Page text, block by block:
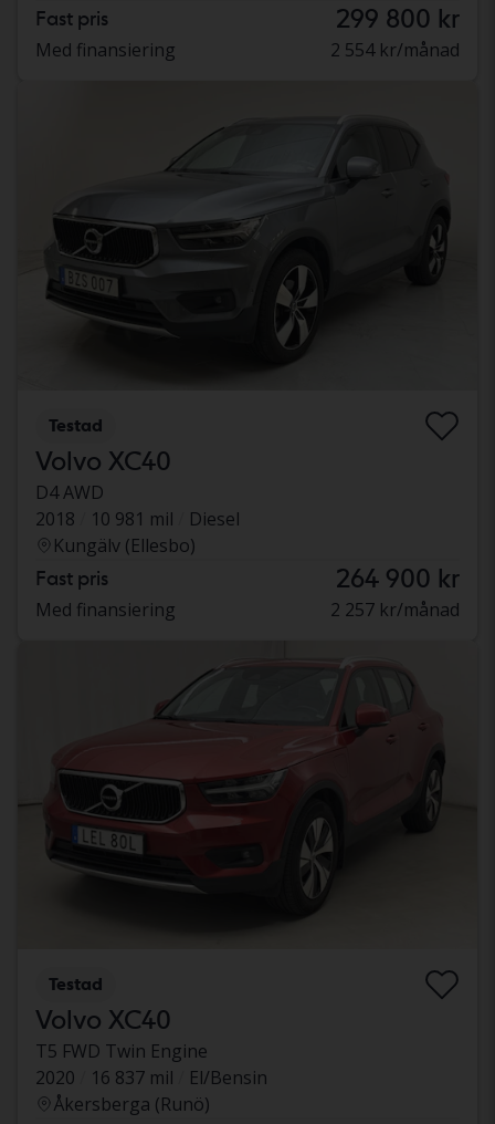
Fast pris 299 800 kr
Med finansiering 2 554 kr/månad
Testad
Volvo XC40
D4 AWD
2018
10 981 mil
Diesel
Kungälv (Ellesbo)
Fast pris 264 900 kr
Med finansiering 2 257 kr/månad
Testad
Volvo XC40
T5 FWD Twin Engine
2020
16 837 mil
El/Bensin
Åkersberga (Runö)